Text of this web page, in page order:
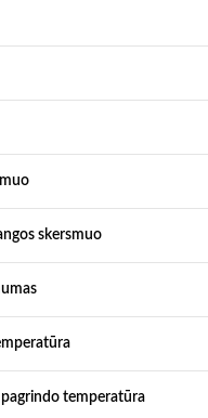
skersmuo
temperatūra